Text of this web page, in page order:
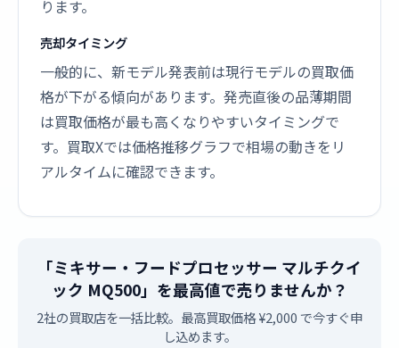
ります。
売却タイミング
一般的に、新モデル発表前は現行モデルの買取価
格が下がる傾向があります。発売直後の品薄期間
は買取価格が最も高くなりやすいタイミングで
す。買取Xでは価格推移グラフで相場の動きをリ
アルタイムに確認できます。
「ミキサー・フードプロセッサー マルチクイ
ック MQ500」を最高値で売りませんか？
2社の買取店を一括比較。最高買取価格 ¥2,000 で今すぐ申
し込めます。